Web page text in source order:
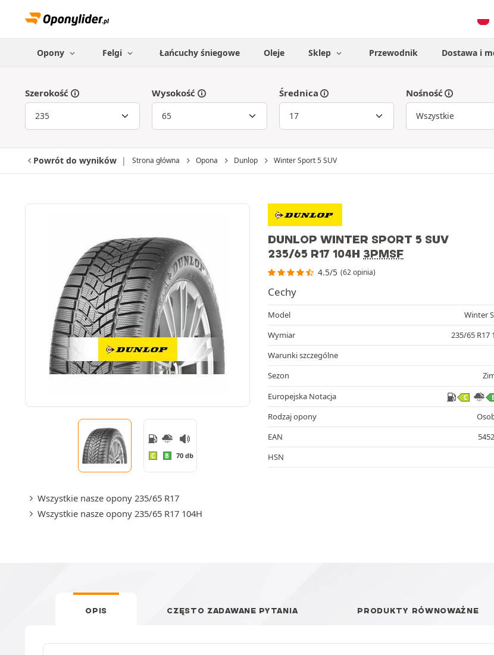
Opony Felgi Łańcuchy śniegowe Oleje Sklep Przewodnik Dostawa i
Szerokość Wysokość Średnica Nośność
Powrót do wyników Strona główna Opona Dunlop Winter Sport 5 SUV
DUNLOP WINTER SPORT 5 SUV
235/65 R17 104H 3PMSF
4.5/5 (62 opinia)
C B 70 db
Wszystkie nasze opony 235/65 R17
Wszystkie nasze opony 235/65 R17 104H
Cechy
Model
Winter
Wymiar
235/65 R17
Warunki szczególne
Sezon
Europejska Notacja
C
Rodzaj opony
EAN
HSN
OPIS CZĘSTO ZADAWANE PYTANIA PRODUKTY RÓWNOWAŻNE